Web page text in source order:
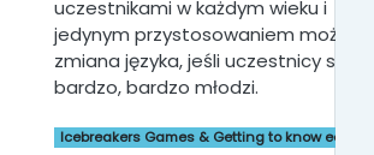
uczestnikami w każdym wieku i
jedynym przystosowaniem może
zmiana języka, jeśli uczestnicy są
bardzo, bardzo młodzi.
Icebreakers Games & Getting to know each